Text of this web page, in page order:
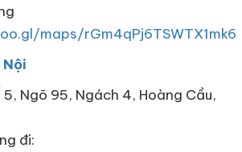
maps/rGm4qPj6TSWTX1mk6
Nội
5, Ngõ 95, Ngách 4, Hoàng Cầu,
đi: